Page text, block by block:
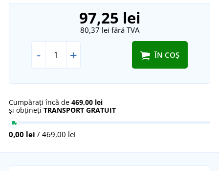
97,25 lei
80,37 lei fără TVA
- + ÎN COȘ
Cumpărați încă de 469,00 lei
și obțineți TRANSPORT GRATUIT
0,00 lei / 469,00 lei